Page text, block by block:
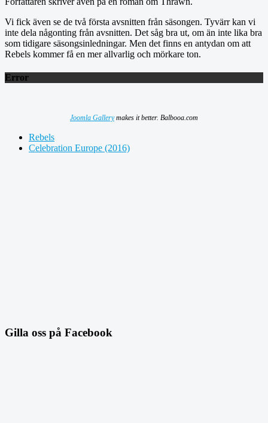
Vi fick även se de två första avsnitten från säsongen. Tyvärr kan vi
inte dela någonting från avsnitten. Det såg bra ut, om än inte lika bra
som tidigare säsongsinledningar. Men det finns en antydan om att
Rebels kommer få en mer allvarlig och mörkare ton.
Error
Joomla Gallerymakes it better. Balbooa.com
Rebels
Celebration Europe (2016)
Gilla oss på Facebook